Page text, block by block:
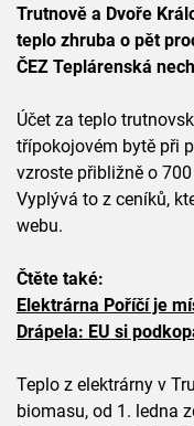
Trutnově a Dvoře
teplo zhruba o pět
ČEZ Teplárenská
Účet za teplo
třípokojovém bytě při
vzroste přibližně o
Vyplývá to z ceníků,
webu.
Čtěte také:
Elektrárna Poříčí je
Drápela: EU si
Teplo z elektrárny v
biomasu, od 1. ledna